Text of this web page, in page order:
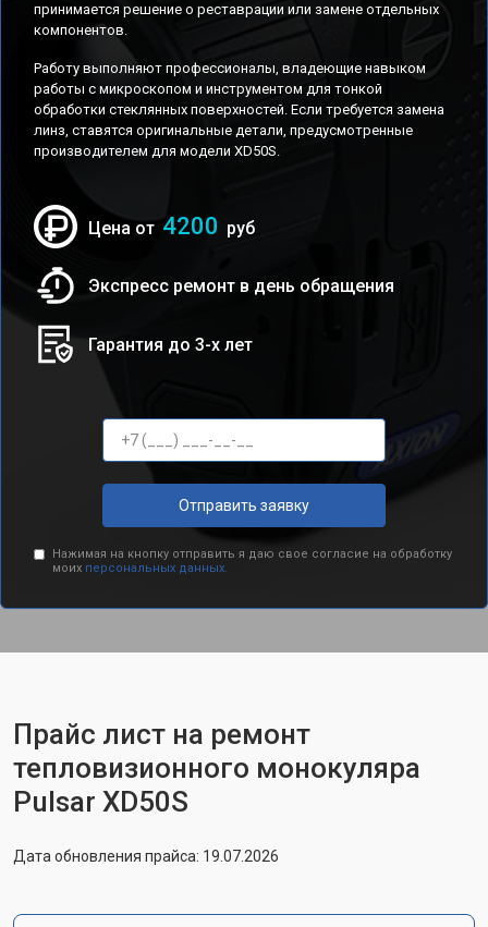
принимается решение о реставрации или замене отдельных
компонентов.
Работу выполняют профессионалы, владеющие навыком
работы с микроскопом и инструментом для тонкой
обработки стеклянных поверхностей. Если требуется замена
линз, ставятся оригинальные детали, предусмотренные
производителем для модели XD50S.
Цена от 4200 руб
Экспресс ремонт в день обращения
Гарантия до 3-х лет
Отправить заявку
Нажимая на кнопку отправить я даю свое согласие на обработку
моих персональных данных.
Прайс лист на ремонт
тепловизионного монокуляра
Pulsar XD50S
Дата обновления прайса: 19.07.2026